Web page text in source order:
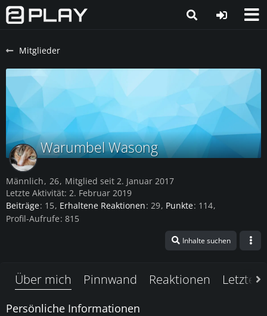
Mitglieder
Warumbel Wasong
Männlich 26 Mitglied seit 2. Januar 2017
Letzte Aktivität: 2. Februar 2019
Beiträge 15 Erhaltene Reaktionen 29 Punkte 114
Profil-Aufrufe 815
Inhalte suchen
Über mich Pinnwand Reaktionen Letzte
Persönliche Informationen